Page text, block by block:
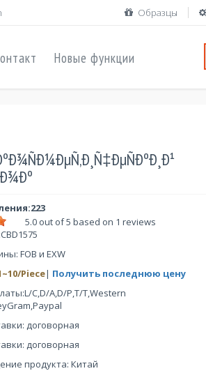
Образцы
Новые функции
5.0out of 5 based on 1 reviews
CBD1575
FOB и EXW
~10/Piece| Получить последнюю цену
C,D/A,D/P,T/T,Western
договорная
договорная
продукта: Китай